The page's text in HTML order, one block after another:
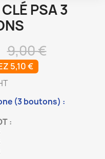
PSA 3
9,00 €
5,10 €
(3 boutons) :
: